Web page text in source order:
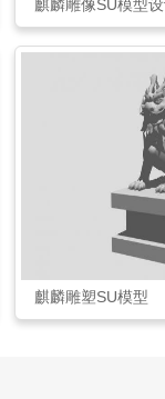
麒麟雕像SU模型
麒麟雕塑SU模型